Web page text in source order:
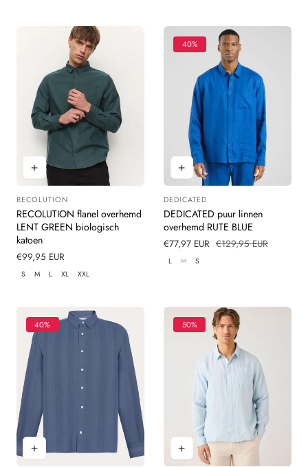
Leverancier:
RECOLUTION
RECOLUTION flanel overhemd
LENT GREEN biologisch
katoen
Normale
prijs
€99,95 EUR
S M L XL XXL
40%
Leverancier:
DEDICATED
DEDICATED puur linnen
overhemd RUTE BLUE
Verkoopprijs
€77,97 EUR Normale
€129,95 EUR
L M S
40% 50%